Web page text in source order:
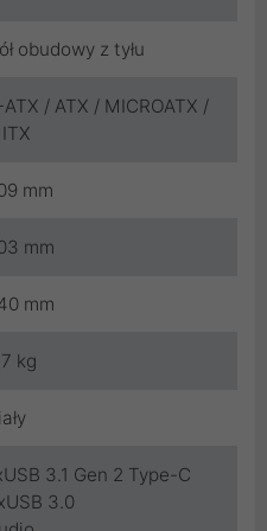
obudowy z tyłu
ATX / ATX / MICROATX /
mm
mm
mm
kg
3.1 Gen 2 Type-C
3.0